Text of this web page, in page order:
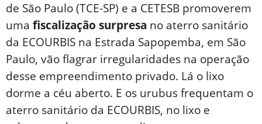
de São Paulo (TCE-SP) e a CETESB promoverem
uma fiscalização surpresa no aterro sanitário
da ECOURBIS na Estrada Sapopemba, em São
Paulo, vão flagrar irregularidades na operação
desse empreendimento privado. Lá o lixo
dorme a céu aberto. E os urubus frequentam o
aterro sanitário da ECOURBIS, no lixo e